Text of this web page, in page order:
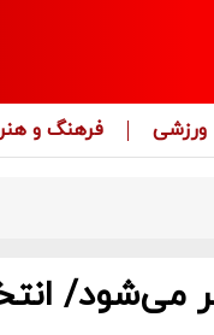
ورزشی فرهنگ و